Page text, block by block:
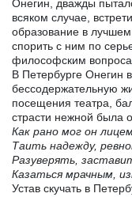
Онегин, дважды
всяком случае,
образование в
спорить с ним по
философским
В Петербурге Онегин
бессодержательную
посещения театра,
страсти нежной была
Как рано мог он
Таить надежду,
Разуверять,
Казаться мрачным,
Устав скучать в